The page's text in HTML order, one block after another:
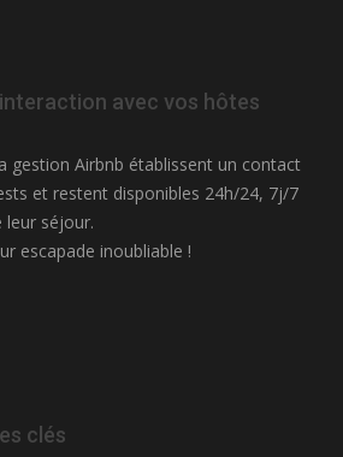
avec vos hôtes
gestion Airbnb établissent un contact
et restent disponibles 24h/24, 7j/7
leur séjour.
escapade inoubliable !
clés